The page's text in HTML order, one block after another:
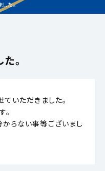
した。
。
ていただきました。
。
らない事等ございまし